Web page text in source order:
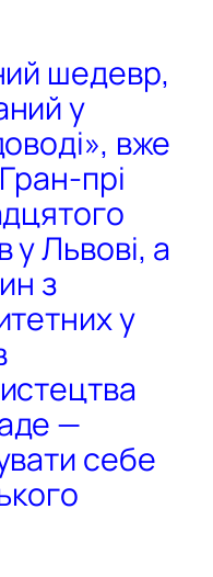
шедевр,
у
вже
прі
у Львові, а
з
у
—
себе